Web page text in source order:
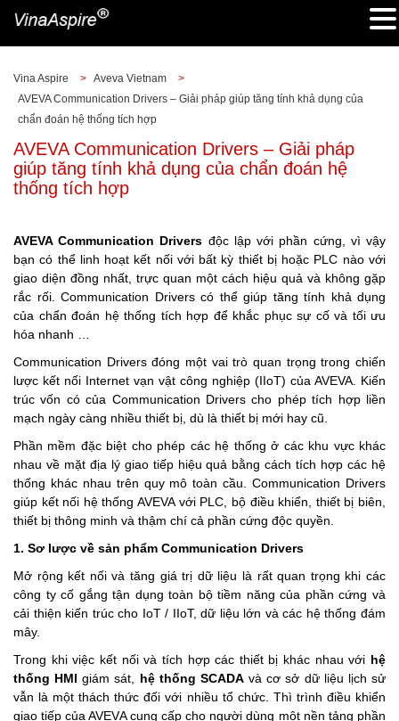
Vina Aspire > Aveva Vietnam
>
AVEVA Communication Drivers – Giải pháp giúp tăng tính khả dụng của
chẩn đoán hệ thống tích hợp
AVEVA Communication Drivers – Giải pháp
giúp tăng tính khả dụng của chẩn đoán hệ
thống tích hợp
AVEVA Communication Drivers độc lập với phần cứng, vì vậy
bạn có thể linh hoạt kết nối với bất kỳ thiết bị hoặc PLC nào với
giao diện đồng nhất, trực quan một cách hiệu quả và không gặp
rắc rối. Communication Drivers có thể giúp tăng tính khả dụng
của chẩn đoán hệ thống tích hợp để khắc phục sự cố và tối ưu
hóa nhanh …
Communication Drivers đóng một vai trò quan trọng trong chiến
lược kết nối Internet vạn vật công nghiệp (IIoT) của AVEVA. Kiến
trúc vốn có của Communication Drivers cho phép tích hợp liền
mạch ngày càng nhiều thiết bị, dù là thiết bị mới hay cũ.
Phần mềm đặc biệt cho phép các hệ thống ở các khu vực khác
nhau về mặt địa lý giao tiếp hiệu quả bằng cách tích hợp các hệ
thống khác nhau trên quy mô toàn cầu. Communication Drivers
giúp kết nối hệ thống AVEVA với PLC, bộ điều khiển, thiết bị biên,
thiết bị thông minh và thậm chí cả phần cứng độc quyền.
1. Sơ lược về sản phẩm Communication Drivers
Mở rộng kết nối và tăng giá trị dữ liệu là rất quan trọng khi các
công ty cố gắng tận dụng toàn bộ tiềm năng của phần cứng và
cải thiện kiến trúc cho IoT / IIoT, dữ liệu lớn và các hệ thống đám
mây.
Trong khi việc kết nối và tích hợp các thiết bị khác nhau với hệ
thống HMI giám sát, hệ thống SCADAvà cơ sở dữ liệu lịch sử
vẫn là một thách thức đối với nhiều tổ chức. Thì trình điều khiển
giao tiếp của AVEVA cung cấp cho người dùng một nền tảng phần